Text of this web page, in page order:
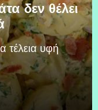
δεν θέλει
τέλεια υφή